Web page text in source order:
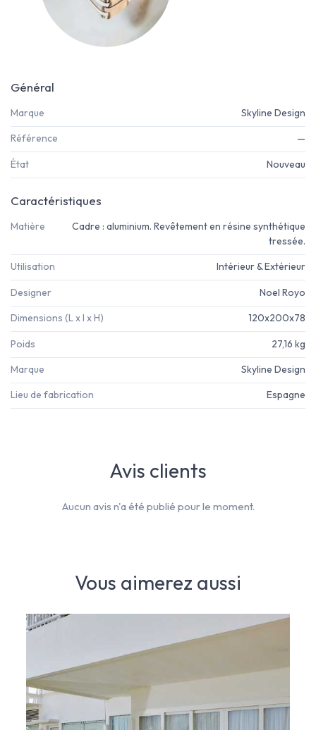
Général
Marque Skyline Design
Référence —
État Nouveau
Caractéristiques
Matière
Cadre : aluminium. Revêtement en résine synthétique
tressée.
Utilisation Intérieur & Extérieur
Designer Noel Royo
Dimensions (L x l x H) 120x200x78
Poids 27,16 kg
Marque Skyline Design
Lieu de fabrication Espagne
Vous aimerez aussi
Avis clients
Aucun avis n'a été publié pour le moment.